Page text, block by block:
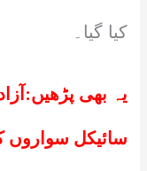
کیا گیا۔
یہ بھی پڑھیں:
سائیکل سواروں